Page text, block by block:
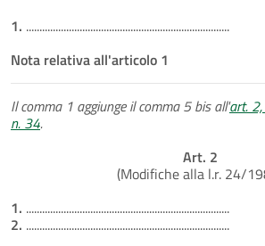
1. ............................................................................
Nota relativa all'articolo 1
Il comma 1 aggiunge il comma 5 bis all'art.
n. 34.
Art. 2
(Modifiche alla l.r. 24/
1. ............................................................................
2. ............................................................................